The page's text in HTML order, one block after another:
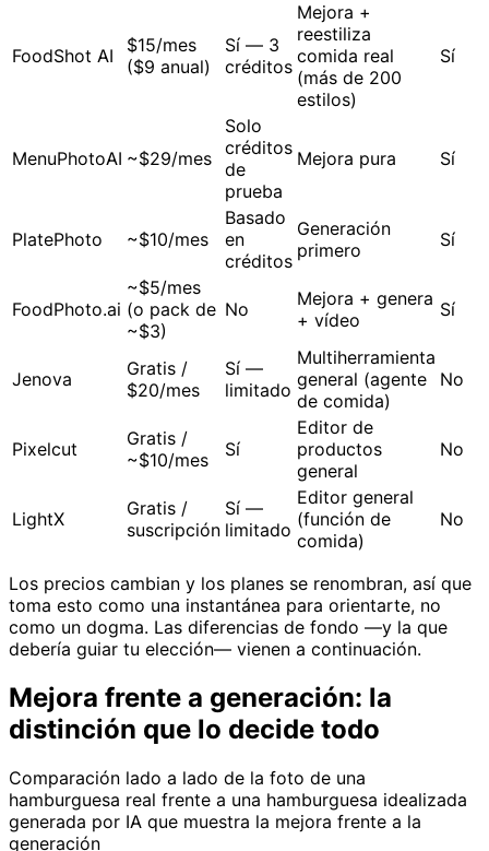
FoodShot AI
$15/mes
($9 anual)
Sí — 3
créditos
Mejora +
reestiliza
comida real
(más de 200
estilos)
Sí
MenuPhotoAI ~$29/mes
Solo
créditos
de
prueba
Mejora pura Sí
PlatePhoto ~$10/mes
Basado
en
créditos
Generación
primero
Sí
FoodPhoto.ai
~$5/mes
(o pack de
~$3)
No
Mejora + genera
+ vídeo
Sí
Jenova
Gratis /
$20/mes
Sí —
limitado
Multiherramienta
general (agente
de comida)
No
Pixelcut
Gratis /
~$10/mes
Sí
Editor de
productos
general
No
LightX
Gratis /
suscripción
Sí —
limitado
Editor general
(función de
comida)
No
Los precios cambian y los planes se renombran, así que
toma esto como una instantánea para orientarte, no
como un dogma. Las diferencias de fondo —y la que
debería guiar tu elección— vienen a continuación.
Mejora frente a generación: la
distinción que lo decide todo
Comparación lado a lado de la foto de una
hamburguesa real frente a una hamburguesa idealizada
generada por IA que muestra la mejora frente a la
generación